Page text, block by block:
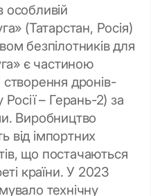
особливій
(Татарстан, Росія)
безпілотників для
є частиною
дронів-
– Герань-2) за
Виробництво
від імпортних
що постачаються
країни. У 2023
технічну